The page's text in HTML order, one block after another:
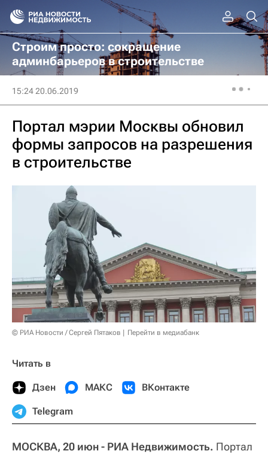
Строим просто: сокращение
админбарьеров в строительстве
15:24 20.06.2019
Портал мэрии Москвы обновил
формы запросов на разрешения
в строительстве
© РИА Новости / Сергей Пятаков Перейти в медиабанк
Читать в
Дзен МАКС ВКонтакте
Telegram
МОСКВА, 20 июн - РИА Недвижимость. Портал